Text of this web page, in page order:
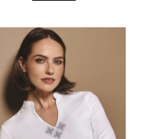
€36,00